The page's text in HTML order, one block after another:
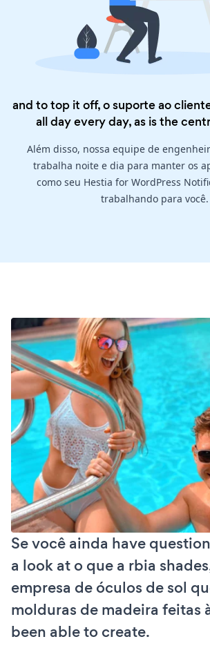
and to top it off, o suporte ao
all day every day, as is the
Além disso, nossa equipe de
trabalha noite e dia para manter os
como seu Hestia for WordPress
trabalhando para você.
Se você ainda have
a look at o que a rbia
empresa de óculos de sol
molduras de madeira feitas
been able to create.